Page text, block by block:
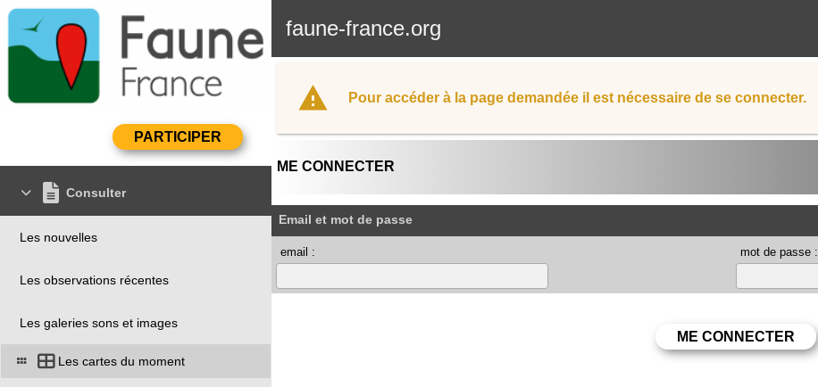
faune-france.org
Consulter
Les nouvelles
Les observations récentes
Les galeries sons et images
Les cartes du moment
Pour accéder à la page demandée il est nécessaire de se connecter.
ME CONNECTER
Email et mot de passe
email : mot de passe :